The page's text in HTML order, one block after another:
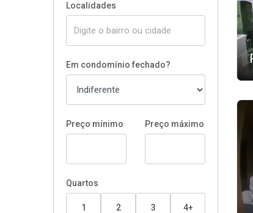
Localidades
Em condomínio fechado?
Preço mínimo Preço máximo
Quartos
1 2 3 4+